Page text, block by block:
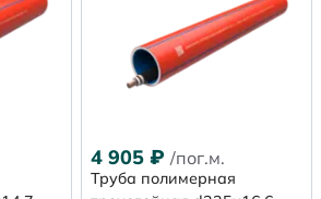
4 905 ₽ /пог.м.
Труба полимерная